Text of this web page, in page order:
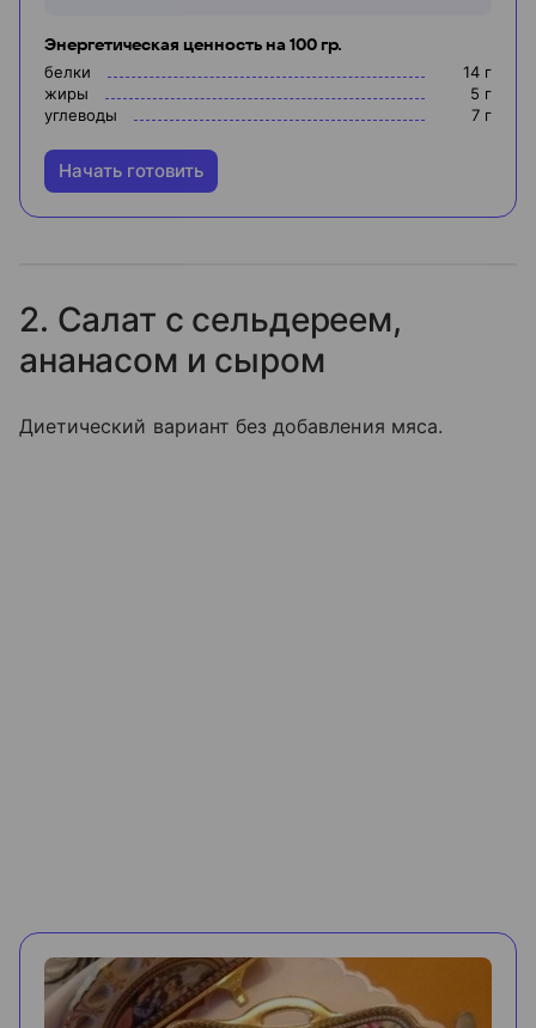
Энергетическая ценность на 100 гр.
белки 14 г
жиры
5 г
углеводы
7 г
Начать готовить
2. Салат с сельдереем,
ананасом и сыром
Диетический вариант без добавления мяса.